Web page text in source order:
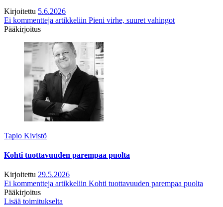
Kirjoitettu 5.6.2026
Ei kommentteja artikkeliin Pieni virhe, suuret vahingot
Pääkirjoitus
Tapio Kivistö
Kohti tuottavuuden parempaa puolta
Kirjoitettu 29.5.2026
Ei kommentteja artikkeliin Kohti tuottavuuden parempaa puolta
Pääkirjoitus
Lisää toimitukselta